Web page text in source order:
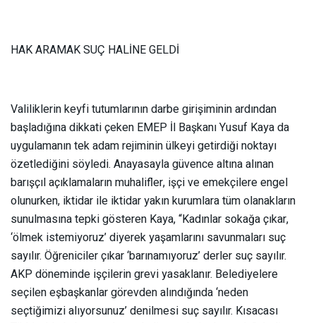
HAK ARAMAK SUÇ HALİNE GELDİ
Valiliklerin keyfi tutumlarının darbe girişiminin ardından
başladığına dikkati çeken EMEP İl Başkanı Yusuf Kaya da
uygulamanın tek adam rejiminin ülkeyi getirdiği noktayı
özetlediğini söyledi. Anayasayla güvence altına alınan
barışçıl açıklamaların muhalifler, işçi ve emekçilere engel
olunurken, iktidar ile iktidar yakın kurumlara tüm olanakların
sunulmasına tepki gösteren Kaya, “Kadınlar sokağa çıkar,
‘ölmek istemiyoruz’ diyerek yaşamlarını savunmaları suç
sayılır. Öğreniciler çıkar ‘barınamıyoruz’ derler suç sayılır.
AKP döneminde işçilerin grevi yasaklanır. Belediyelere
seçilen eşbaşkanlar görevden alındığında ‘neden
seçtiğimizi alıyorsunuz’ denilmesi suç sayılır. Kısacası